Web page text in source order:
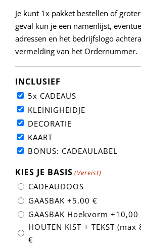
Je kunt 1x pakket bestellen of
geval kun je een namenlijst,
adressen en het bedrijfslogo
vermelding van het Ordernummer.
INCLUSIEF
5x CADEAUS
KLEINIGHEIDJE
DECORATIE
KAART
BONUS: CADEAULABEL
KIES JE BASIS (Vereist)
CADEAUDOOS
GAASBAK +5,00 €
GAASBAK Hoekvorm +10,00
HOUTEN KIST + TEKST
€